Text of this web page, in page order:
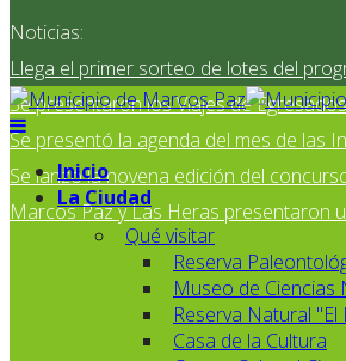
Noticias:
Llega el primer sorteo de lotes del
Se presentaron los Viajes de
Se presentó la agenda del mes de las
Se lanzó la novena edición del
Marcos Paz y Las Heras presentaron
Inicio
La Ciudad
Qué visitar
Reserva
Museo de Ciencias
Reserva Natural
Casa de la Cultura